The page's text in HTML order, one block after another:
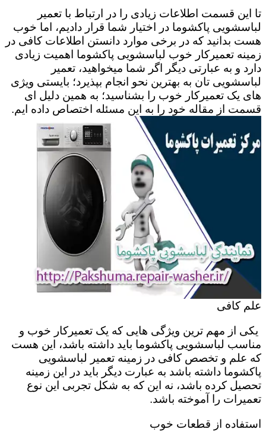
تا این قسمت اطلاعات زیادی را در ارتباط با تعمیر
لباسشویی پاکشوما در اختیار شما قرار دادیم، اما خوب
هست بدانید که در برخی موارد دانستن اطلاعات کافی در
زمینه تعمیرکار خوب لباسشویی پاکشوما اهمیت زیادی
دارد و به عبارتی دیگر اگر شما میخواهید، تعمیر
لباسشویی تان به بهترین نحو انجام بپذیرد؛ بایستی ویژی
های یک تعمیرکار خوب را بشناسید؛ به همین دلیل ای
قسمت از مقاله خود را به این مسئله اختصاص داده ایم.
علم کافی
یکی از مهم ترین ویژگی هایی که یک تعمیرکار خوب و
مناسب لباسشویی پاکشوما باید داشته باشد، این هست
که علم و تخصص کافی در زمینه تعمیر لباسشویی
پاکشوما داشته باشد به عبارت دیگر باید در این زمینه
تحصیل کرده باشد، نه این که به شکل تجربی این نوع
تعمیرات را آموخته باشد.
استفاده از قطعات خوب